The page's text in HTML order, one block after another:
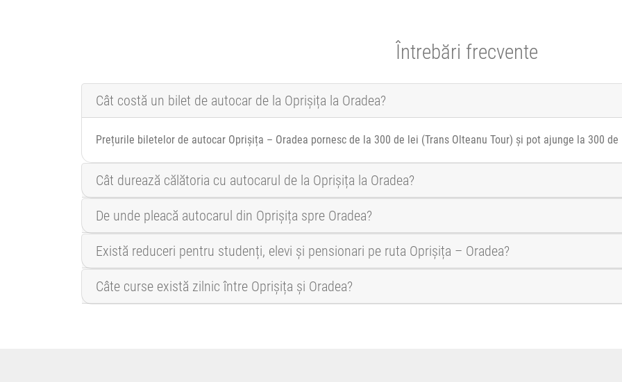
Întrebări frecvente
Cât costă un bilet de autocar de la Oprișița la Oradea?
Prețurile biletelor de autocar Oprișița – Oradea pornesc de la 300 de lei (Trans Olteanu Tour) și pot ajunge la 300
Cât durează călătoria cu autocarul de la Oprișița la Oradea?
De unde pleacă autocarul din Oprișița spre Oradea?
Există reduceri pentru studenți, elevi și pensionari pe ruta Oprișița – Oradea?
Câte curse există zilnic între Oprișița și Oradea?